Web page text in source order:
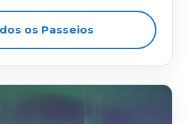
os Passeios